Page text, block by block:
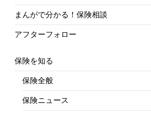
まんがで分かる！保険相談
アフターフォロー
保険を知る
保険全般
保険ニュース